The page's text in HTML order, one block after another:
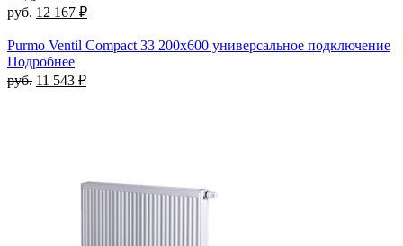
руб. 12 167 ₽
Purmo Ventil Compact 33 200x600 универсальное подключение
Подробнее
руб. 11 543 ₽